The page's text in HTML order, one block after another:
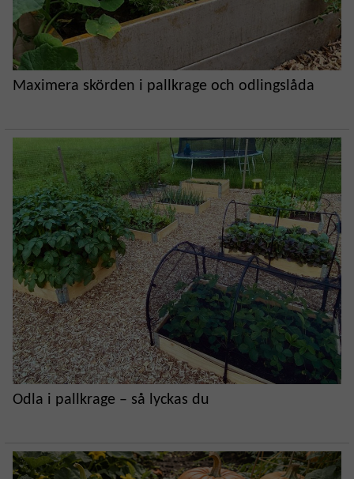
Maximera skörden i pallkrage och odlingslåda
Odla i pallkrage – så lyckas du